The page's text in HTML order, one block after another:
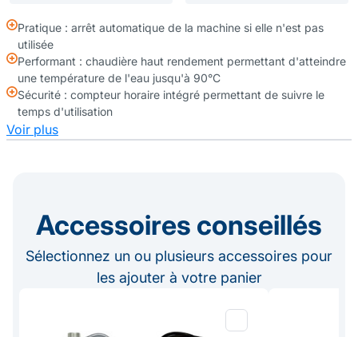
Pratique : arrêt automatique de la machine si elle n'est pas
utilisée
Performant : chaudière haut rendement permettant d'atteindre
une température de l'eau jusqu'à 90°C
Sécurité : compteur horaire intégré permettant de suivre le
temps d'utilisation
Voir plus
Accessoires conseillés
Sélectionnez un ou plusieurs accessoires pour
les ajouter à votre panier